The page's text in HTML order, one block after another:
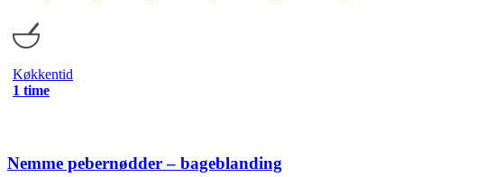
Køkkentid
1 time
Nemme pebernødder – bageblanding